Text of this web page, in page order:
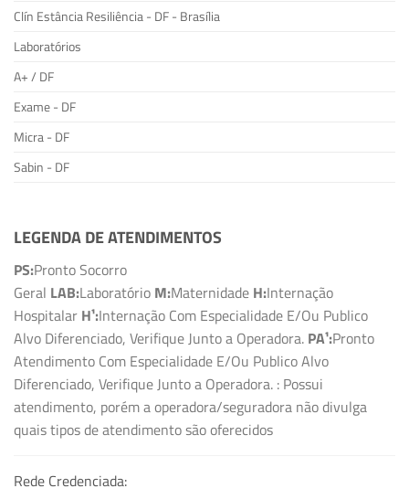
Clín Estância Resiliência - DF - Brasília
Laboratórios
A+ / DF
Exame - DF
Micra - DF
Sabin - DF
LEGENDA DE ATENDIMENTOS
PS:Pronto Socorro
Geral LAB:Laboratório M:Maternidade H:Internação
Hospitalar H¹:Internação Com Especialidade E/Ou Publico
Alvo Diferenciado, Verifique Junto a Operadora. PA¹:Pronto
Atendimento Com Especialidade E/Ou Publico Alvo
Diferenciado, Verifique Junto a Operadora. : Possui
atendimento, porém a operadora/seguradora não divulga
quais tipos de atendimento são oferecidos
Rede Credenciada: